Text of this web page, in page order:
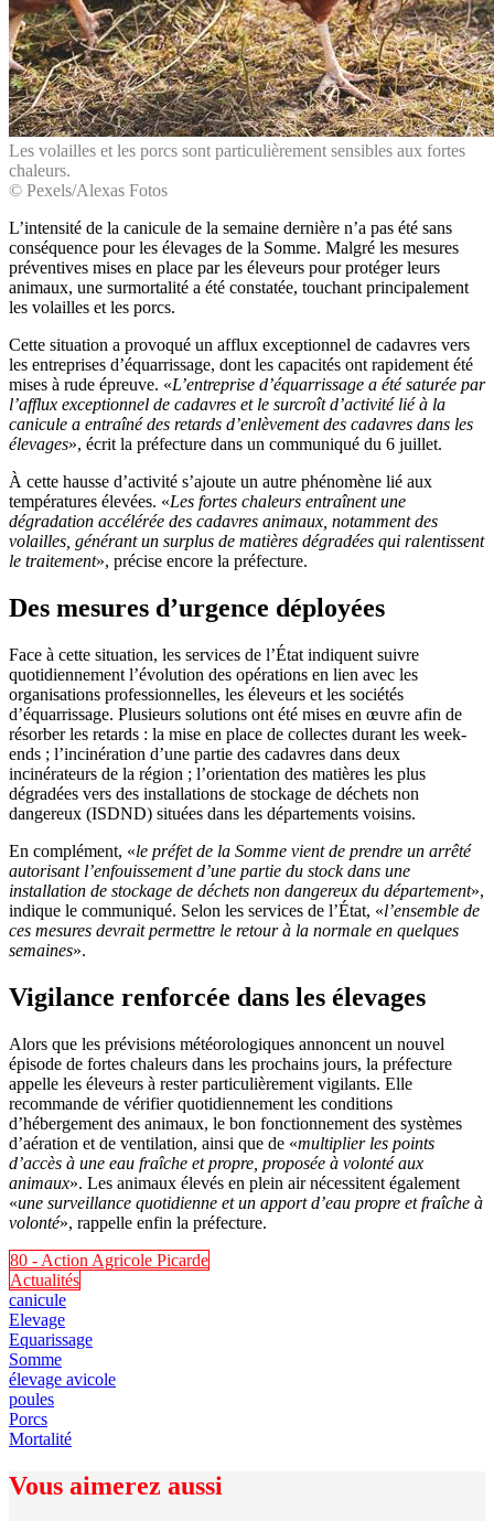
Les volailles et les porcs sont particulièrement sensibles aux fortes
chaleurs.
© Pexels/Alexas Fotos
L’intensité de la canicule de la semaine dernière n’a pas été sans
conséquence pour les élevages de la Somme. Malgré les mesures
préventives mises en place par les éleveurs pour protéger leurs
animaux, une surmortalité a été constatée, touchant principalement
les volailles et les porcs.
Cette situation a provoqué un afflux exceptionnel de cadavres vers
les entreprises d’équarrissage, dont les capacités ont rapidement été
mises à rude épreuve. «L’entreprise d’équarrissage a été saturée par
l’afflux exceptionnel de cadavres et le surcroît d’activité lié à la
canicule a entraîné des retards d’enlèvement des cadavres dans les
élevages», écrit la préfecture dans un communiqué du 6 juillet.
À cette hausse d’activité s’ajoute un autre phénomène lié aux
températures élevées. «Les fortes chaleurs entraînent une
dégradation accélérée des cadavres animaux, notamment des
volailles, générant un surplus de matières dégradées qui ralentissent
le traitement», précise encore la préfecture.
Des mesures d’urgence déployées
Face à cette situation, les services de l’État indiquent suivre
quotidiennement l’évolution des opérations en lien avec les
organisations professionnelles, les éleveurs et les sociétés
d’équarrissage. Plusieurs solutions ont été mises en œuvre afin de
résorber les retards : la mise en place de collectes durant les week-
ends ; l’incinération d’une partie des cadavres dans deux
incinérateurs de la région ; l’orientation des matières les plus
dégradées vers des installations de stockage de déchets non
dangereux (ISDND) situées dans les départements voisins.
En complément, «le préfet de la Somme vient de prendre un arrêté
autorisant l’enfouissement d’une partie du stock dans une
installation de stockage de déchets non dangereux du département»,
indique le communiqué. Selon les services de l’État, «l’ensemble de
ces mesures devrait permettre le retour à la normale en quelques
semaines».
Vigilance renforcée dans les élevages
Alors que les prévisions météorologiques annoncent un nouvel
épisode de fortes chaleurs dans les prochains jours, la préfecture
appelle les éleveurs à rester particulièrement vigilants. Elle
recommande de vérifier quotidiennement les conditions
d’hébergement des animaux, le bon fonctionnement des systèmes
d’aération et de ventilation, ainsi que de «multiplier les points
d’accès à une eau fraîche et propre, proposée à volonté aux
animaux». Les animaux élevés en plein air nécessitent également
«une surveillance quotidienne et un apport d’eau propre et fraîche à
volonté», rappelle enfin la préfecture.
80 - Action Agricole Picarde
Actualités
canicule
Elevage
Equarissage
Somme
élevage avicole
poules
Porcs
Mortalité
Vous aimerez aussi